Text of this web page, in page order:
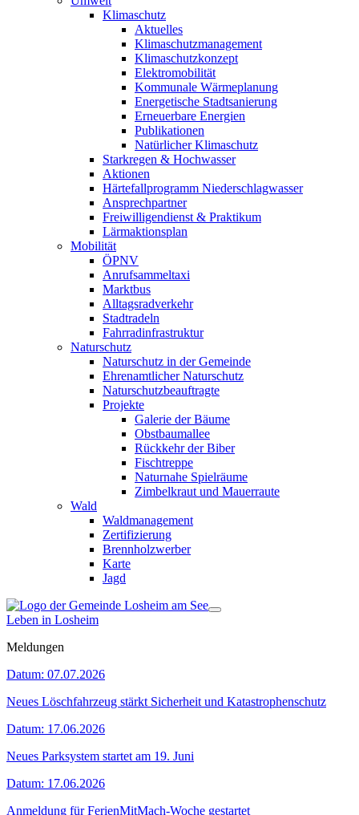
Klimaschutz
Aktuelles
Klimaschutzmanagement
Klimaschutzkonzept
Elektromobilität
Kommunale Wärmeplanung
Energetische Stadtsanierung
Erneuerbare Energien
Publikationen
Natürlicher Klimaschutz
Starkregen & Hochwasser
Aktionen
Härtefallprogramm Niederschlagwasser
Ansprechpartner
Freiwilligendienst & Praktikum
Lärmaktionsplan
Mobilität
ÖPNV
Anrufsammeltaxi
Marktbus
Alltagsradverkehr
Stadtradeln
Fahrradinfrastruktur
Naturschutz
Naturschutz in der Gemeinde
Ehrenamtlicher Naturschutz
Naturschutzbeauftragte
Projekte
Galerie der Bäume
Obstbaumallee
Rückkehr der Biber
Fischtreppe
Naturnahe Spielräume
Zimbelkraut und Mauerraute
Wald
Waldmanagement
Zertifizierung
Brennholzwerber
Karte
Jagd
Leben in Losheim
Meldungen
Datum: 07.07.2026
Neues Löschfahrzeug stärkt Sicherheit und Katastrophenschutz
Datum: 17.06.2026
Neues Parksystem startet am 19. Juni
Datum: 17.06.2026
Anmeldung für FerienMitMach-Woche gestartet